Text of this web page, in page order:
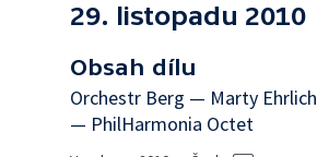
29. listopadu 2010
Obsah dílu
Orchestr Berg — Marty Ehrlich
— PhilHarmonia Octet